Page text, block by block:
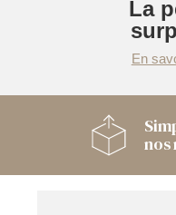
La
En
nos